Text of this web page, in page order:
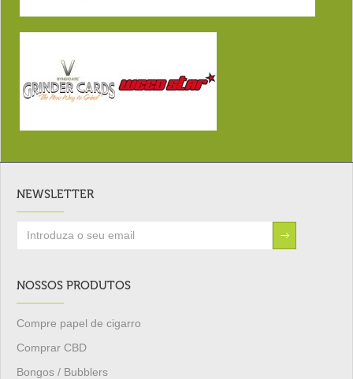
NEWSLETTER
NOSSOS PRODUTOS
Compre papel de cigarro
Comprar CBD
Bongos / Bubblers